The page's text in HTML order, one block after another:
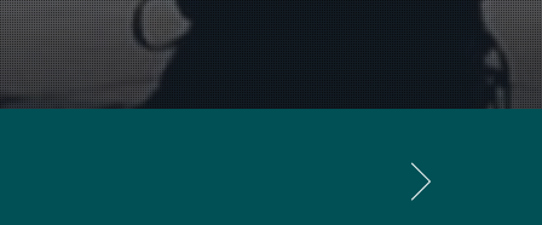
artística.
sino también como fuente de